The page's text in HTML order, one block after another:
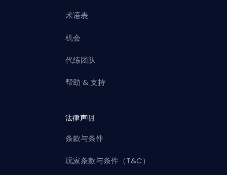
术语表
机会
代练团队
帮助 & 支持
法律声明
条款与条件
玩家条款与条件（T&C）